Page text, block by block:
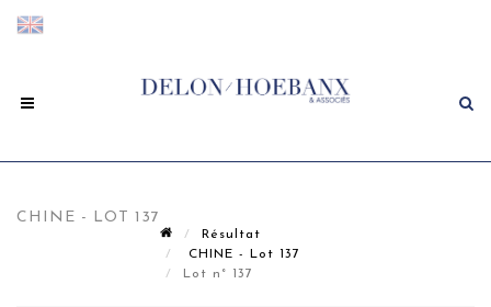
CHINE - LOT 137
Résultat
CHINE - Lot 137
Lot n° 137